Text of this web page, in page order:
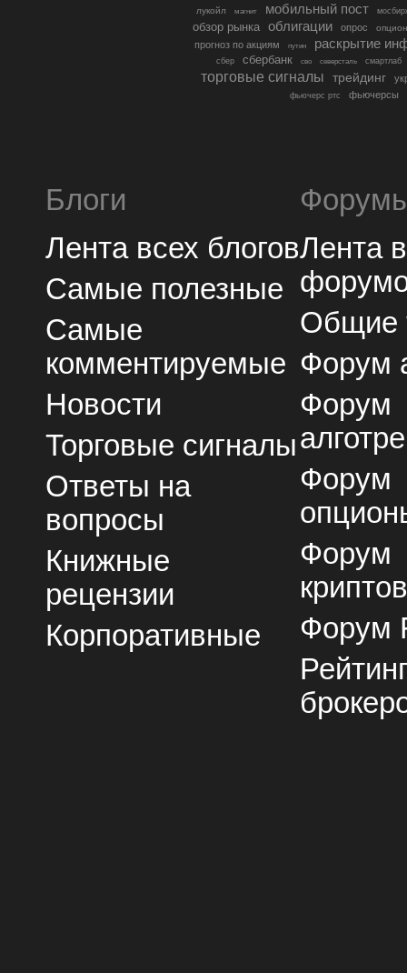
лукойл магнит мобильный пост
обзор рынка облигации опрос
прогноз по акциям путин раскрытие
сбер сбербанк сво северсталь смартлаб
торговые сигналы трейдинг
фьючерс ртс фьючерсы
Блоги
Лента всех блогов
Самые полезные
Самые
комментируемые
Новости
Торговые сигналы
Ответы на
вопросы
Книжные
рецензии
Корпоративные
Лента
Общие
Форум
Форум
Форум
Форум
Форум